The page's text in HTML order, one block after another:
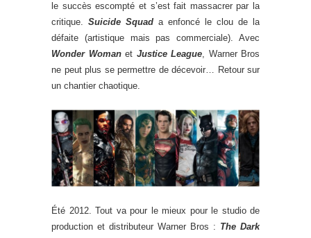
le succès escompté et s’est fait massacrer par la
critique. Suicide Squad a enfoncé le clou de la
défaite (artistique mais pas commerciale). Avec
Wonder Womanet Justice League, Warner Bros
ne peut plus se permettre de décevoir… Retour sur
un chantier chaotique.
Été 2012. Tout va pour le mieux pour le studio de
production et distributeur Warner Bros : The Dark